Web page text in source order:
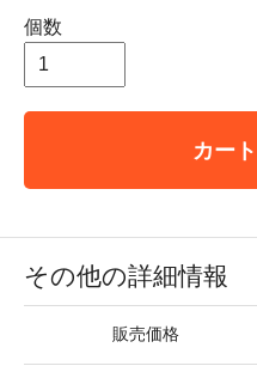
個数
カー
その他の詳細情報
販売価格